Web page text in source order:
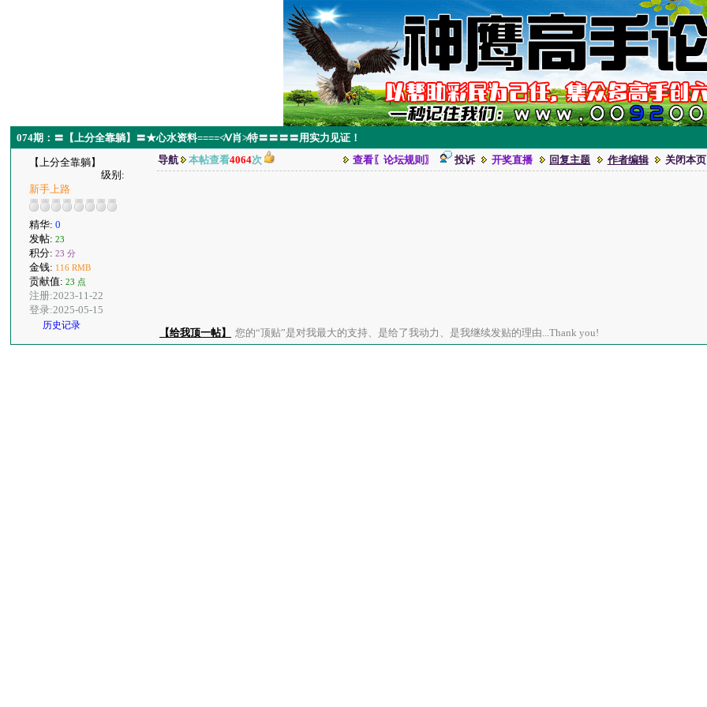
074期：〓【上分全靠躺】〓★心水资料====≮Ⅴ肖≯特〓〓〓〓用实力见证！
【上分全靠躺】
级别:
新手上路
精华:0
发帖:23
积分:23 分
金钱: 116 RMB
贡献值:23 点
注册:2023-11-22
登录:2025-05-15
历史记录
导航 本帖查看4064次 查看〖论坛规则〗 投诉 开奖直播 回复主题 作者编辑 关闭本页
【给我顶一帖】 您的“顶贴”是对我最大的支持、是给了我动力、是我继续发贴的理由...Thank you!